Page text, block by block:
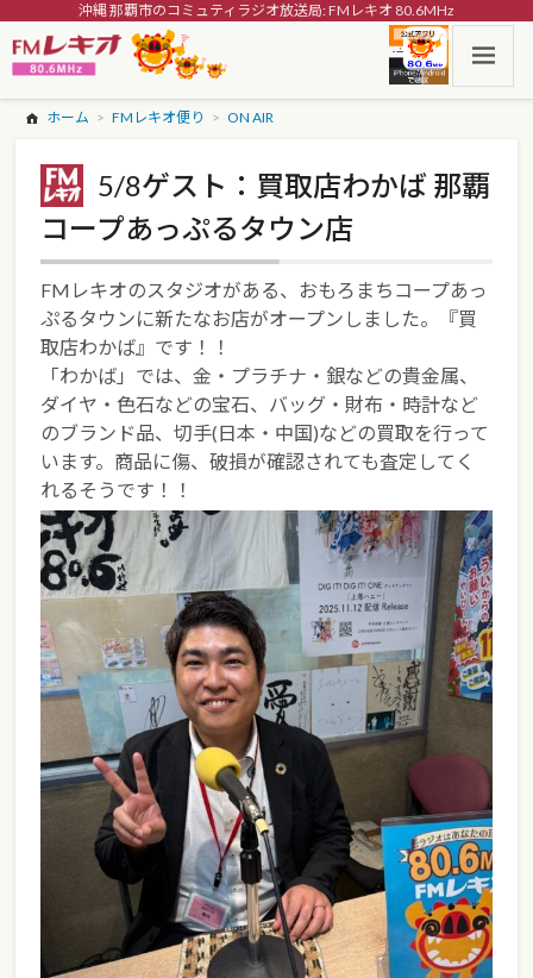
沖縄 那覇市のコミュティラジオ放送局: FMレキオ 80.6MHz
ホーム FMレキオ便り ON AIR
5/8ゲスト：買取店わかば 那覇
コープあっぷるタウン店
FMレキオのスタジオがある、おもろまちコープあっ
ぷるタウンに新たなお店がオープンしました。『買
取店わかば』です！！
「わかば」では、金・プラチナ・銀などの貴金属、
ダイヤ・色石などの宝石、バッグ・財布・時計など
のブランド品、切手(日本・中国)などの買取を行って
います。商品に傷、破損が確認されても査定してく
れるそうです！！